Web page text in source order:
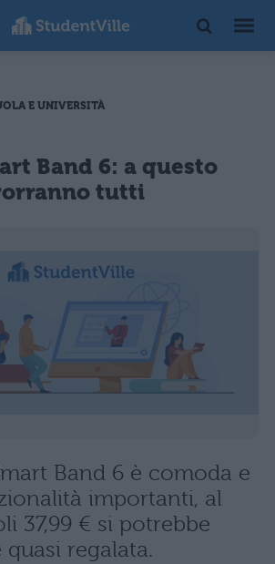
E UNIVERSITÀ
Band 6: a questo
tutti
Band 6 è comoda e
importanti, al
37,99 € si potrebbe
regalata.